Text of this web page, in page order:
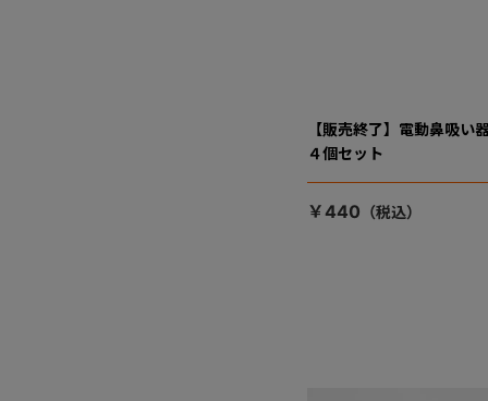
【販売終了】電動鼻吸
４個セット
￥440